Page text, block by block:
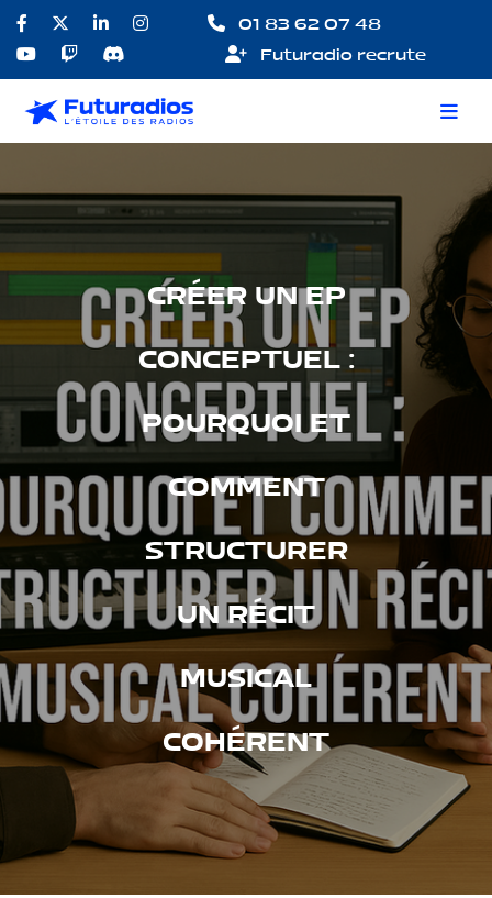
01 83 62 07 48
Futuradio recrute
CRÉER UN EP
CONCEPTUEL :
POURQUOI ET
COMMENT
STRUCTURER
UN RÉCIT
MUSICAL
COHÉRENT